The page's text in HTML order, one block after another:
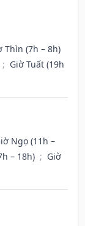
Thìn (7h – 8h)
; Giờ Tuất (19h
Ngọ (11h –
– 18h) ; Giờ